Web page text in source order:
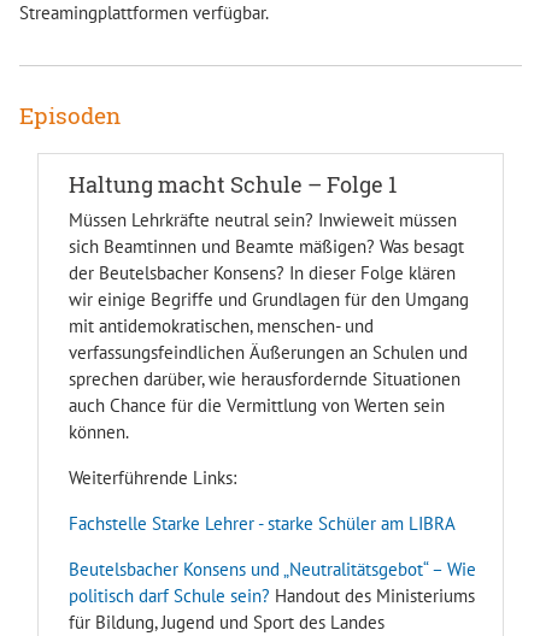
Streamingplattformen verfügbar.
Episoden
Haltung macht Schule – Folge 1
Müssen Lehrkräfte neutral sein? Inwieweit müssen
sich Beamtinnen und Beamte mäßigen? Was besagt
der Beutelsbacher Konsens? In dieser Folge klären
wir einige Begriffe und Grundlagen für den Umgang
mit antidemokratischen, menschen- und
verfassungsfeindlichen Äußerungen an Schulen und
sprechen darüber, wie herausfordernde Situationen
auch Chance für die Vermittlung von Werten sein
können.
Weiterführende Links:
Fachstelle Starke Lehrer - starke Schüler am LIBRA
Beutelsbacher Konsens und „Neutralitätsgebot“ – Wie
politisch darf Schule sein? Handout des Ministeriums
für Bildung, Jugend und Sport des Landes